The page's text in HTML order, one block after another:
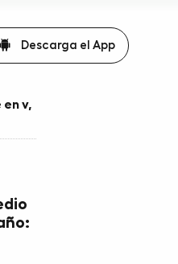
Descarga el App
v,